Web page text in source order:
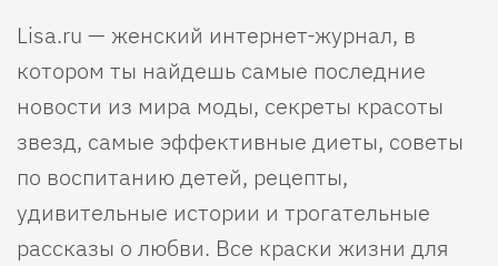
Lisa.ru — женский интернет-журнал, в
котором ты найдешь самые последние
новости из мира моды, секреты красоты
звезд, самые эффективные диеты, советы
по воспитанию детей, рецепты,
удивительные истории и трогательные
рассказы о любви. Все краски жизни для